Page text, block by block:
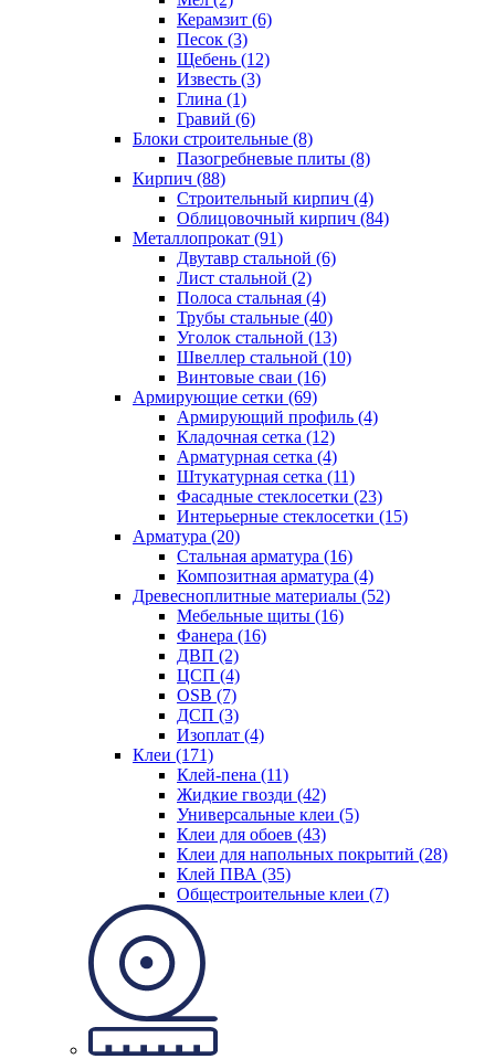
Керамзит (6)
Песок (3)
Щебень (12)
Известь (3)
Глина (1)
Гравий (6)
Блоки строительные (8)
Пазогребневые плиты (8)
Кирпич (88)
Строительный кирпич (4)
Облицовочный кирпич (84)
Металлопрокат (91)
Двутавр стальной (6)
Лист стальной (2)
Полоса стальная (4)
Трубы стальные (40)
Уголок стальной (13)
Швеллер стальной (10)
Винтовые сваи (16)
Армирующие сетки (69)
Армирующий профиль (4)
Кладочная сетка (12)
Арматурная сетка (4)
Штукатурная сетка (11)
Фасадные стеклосетки (23)
Интерьерные стеклосетки (15)
Арматура (20)
Стальная арматура (16)
Композитная арматура (4)
Древесноплитные материалы (52)
Мебельные щиты (16)
Фанера (16)
ДВП (2)
ЦСП (4)
OSB (7)
ДСП (3)
Изоплат (4)
Клеи (171)
Клей-пена (11)
Жидкие гвозди (42)
Универсальные клеи (5)
Клеи для обоев (43)
Клеи для напольных покрытий (28)
Клей ПВА (35)
Общестроительные клеи (7)